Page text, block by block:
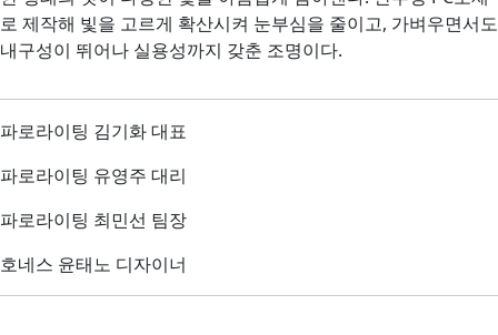
로 제작해 빛을 고르게 확산시켜 눈부심을 줄이고, 가벼우면서도
내구성이 뛰어나 실용성까지 갖춘 조명이다.
파로라이팅 김기화 대표
파로라이팅 유영주 대리
파로라이팅 최민선 팀장
호네스 윤태노 디자이너